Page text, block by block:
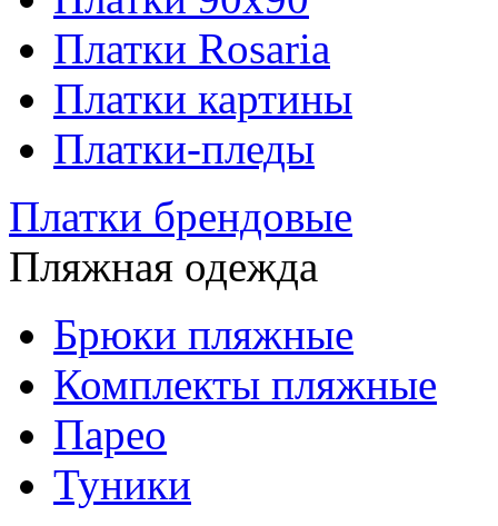
Платки Rosaria
Платки картины
Платки-пледы
Платки брендовые
Пляжная одежда
Брюки пляжные
Комплекты пляжные
Парео
Туники